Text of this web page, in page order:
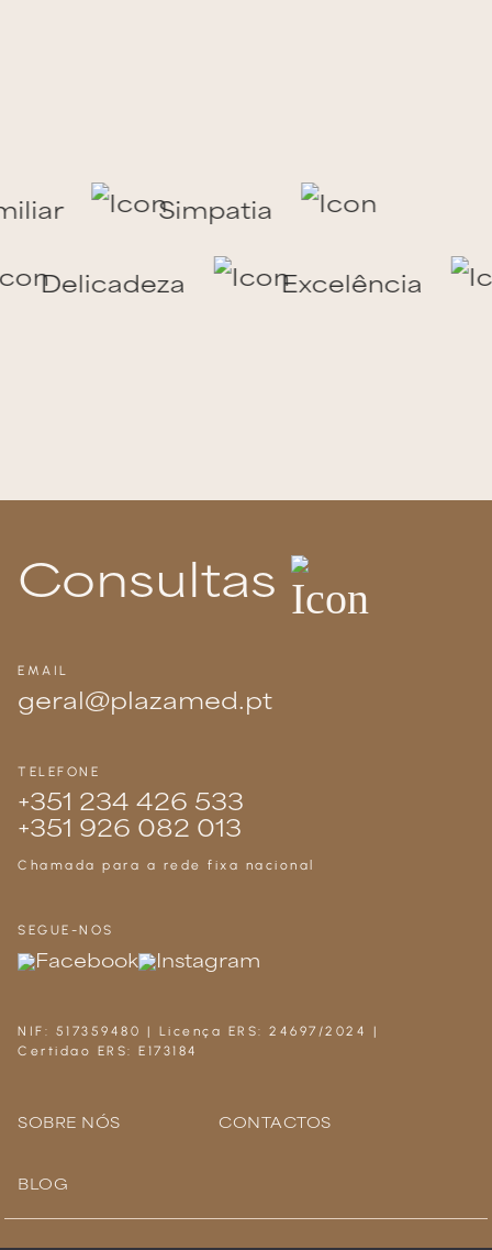
Simpatia
Excelência
Consultas
EMAIL
geral@plazamed.pt
TELEFONE
+351 234 426 533
+351 926 082 013
Chamada para a rede fixa nacional
SEGUE-NOS
NIF: 517359480 | Licença ERS: 24697/2024 |
Certidao ERS: E173184
SOBRE NÓS
BLOG
CONTACTOS